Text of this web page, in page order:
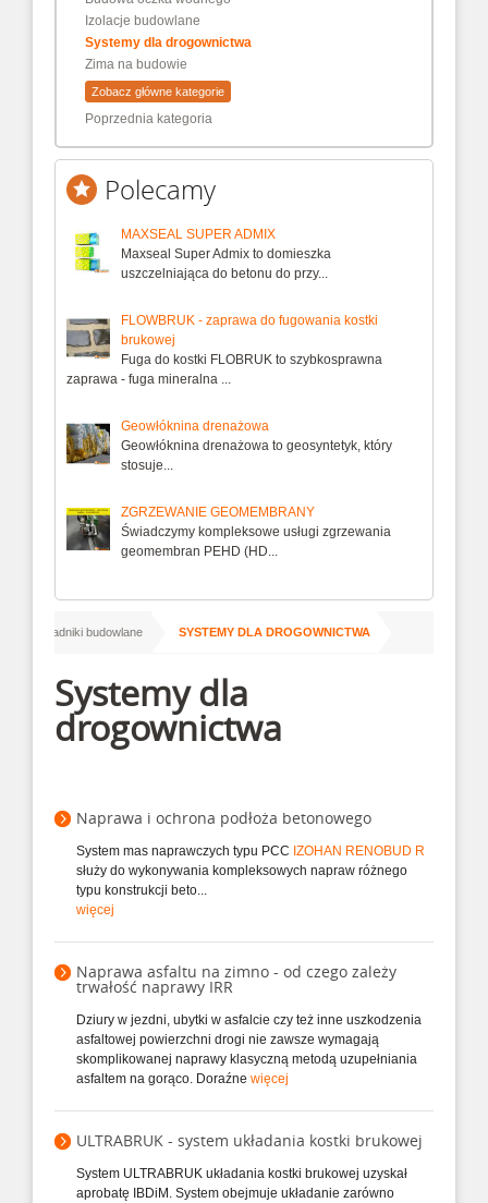
Izolacje budowlane
Systemy dla drogownictwa
Zima na budowie
Zobacz główne kategorie
Poprzednia kategoria
Polecamy
MAXSEAL SUPER ADMIX
Maxseal Super Admix to domieszka
uszczelniająca do betonu do przy...
FLOWBRUK - zaprawa do fugowania kostki
brukowej
Fuga do kostki FLOBRUK to szybkosprawna
zaprawa - fuga mineralna ...
Geowłóknina drenażowa
Geowłóknina drenażowa to geosyntetyk, który
stosuje...
ZGRZEWANIE GEOMEMBRANY
Świadczymy kompleksowe usługi zgrzewania
geomembran PEHD (HD...
Poradniki budowlane SYSTEMY DLA DROGOWNICTWA
Systemy dla
drogownictwa
Naprawa i ochrona podłoża betonowego
System mas naprawczych typu PCC IZOHAN RENOBUD R
służy do wykonywania kompleksowych napraw różnego
typu konstrukcji beto...
więcej
Naprawa asfaltu na zimno - od czego zależy
trwałość naprawy IRR
Dziury w jezdni, ubytki w asfalcie czy też inne uszkodzenia
asfaltowej powierzchni drogi nie zawsze wymagają
skomplikowanej naprawy klasyczną metodą uzupełniania
asfaltem na gorąco. Doraźne więcej
ULTRABRUK - system układania kostki brukowej
System ULTRABRUK układania kostki brukowej uzyskał
aprobatę IBDiM. System obejmuje układanie zarówno